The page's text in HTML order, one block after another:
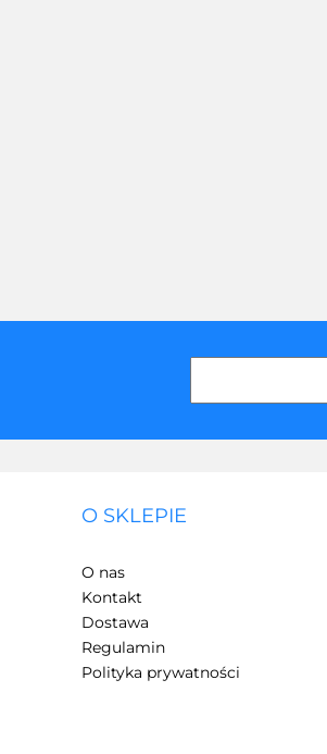
O SKLEPIE
O nas
Kontakt
Dostawa
Regulamin
Polityka prywatności